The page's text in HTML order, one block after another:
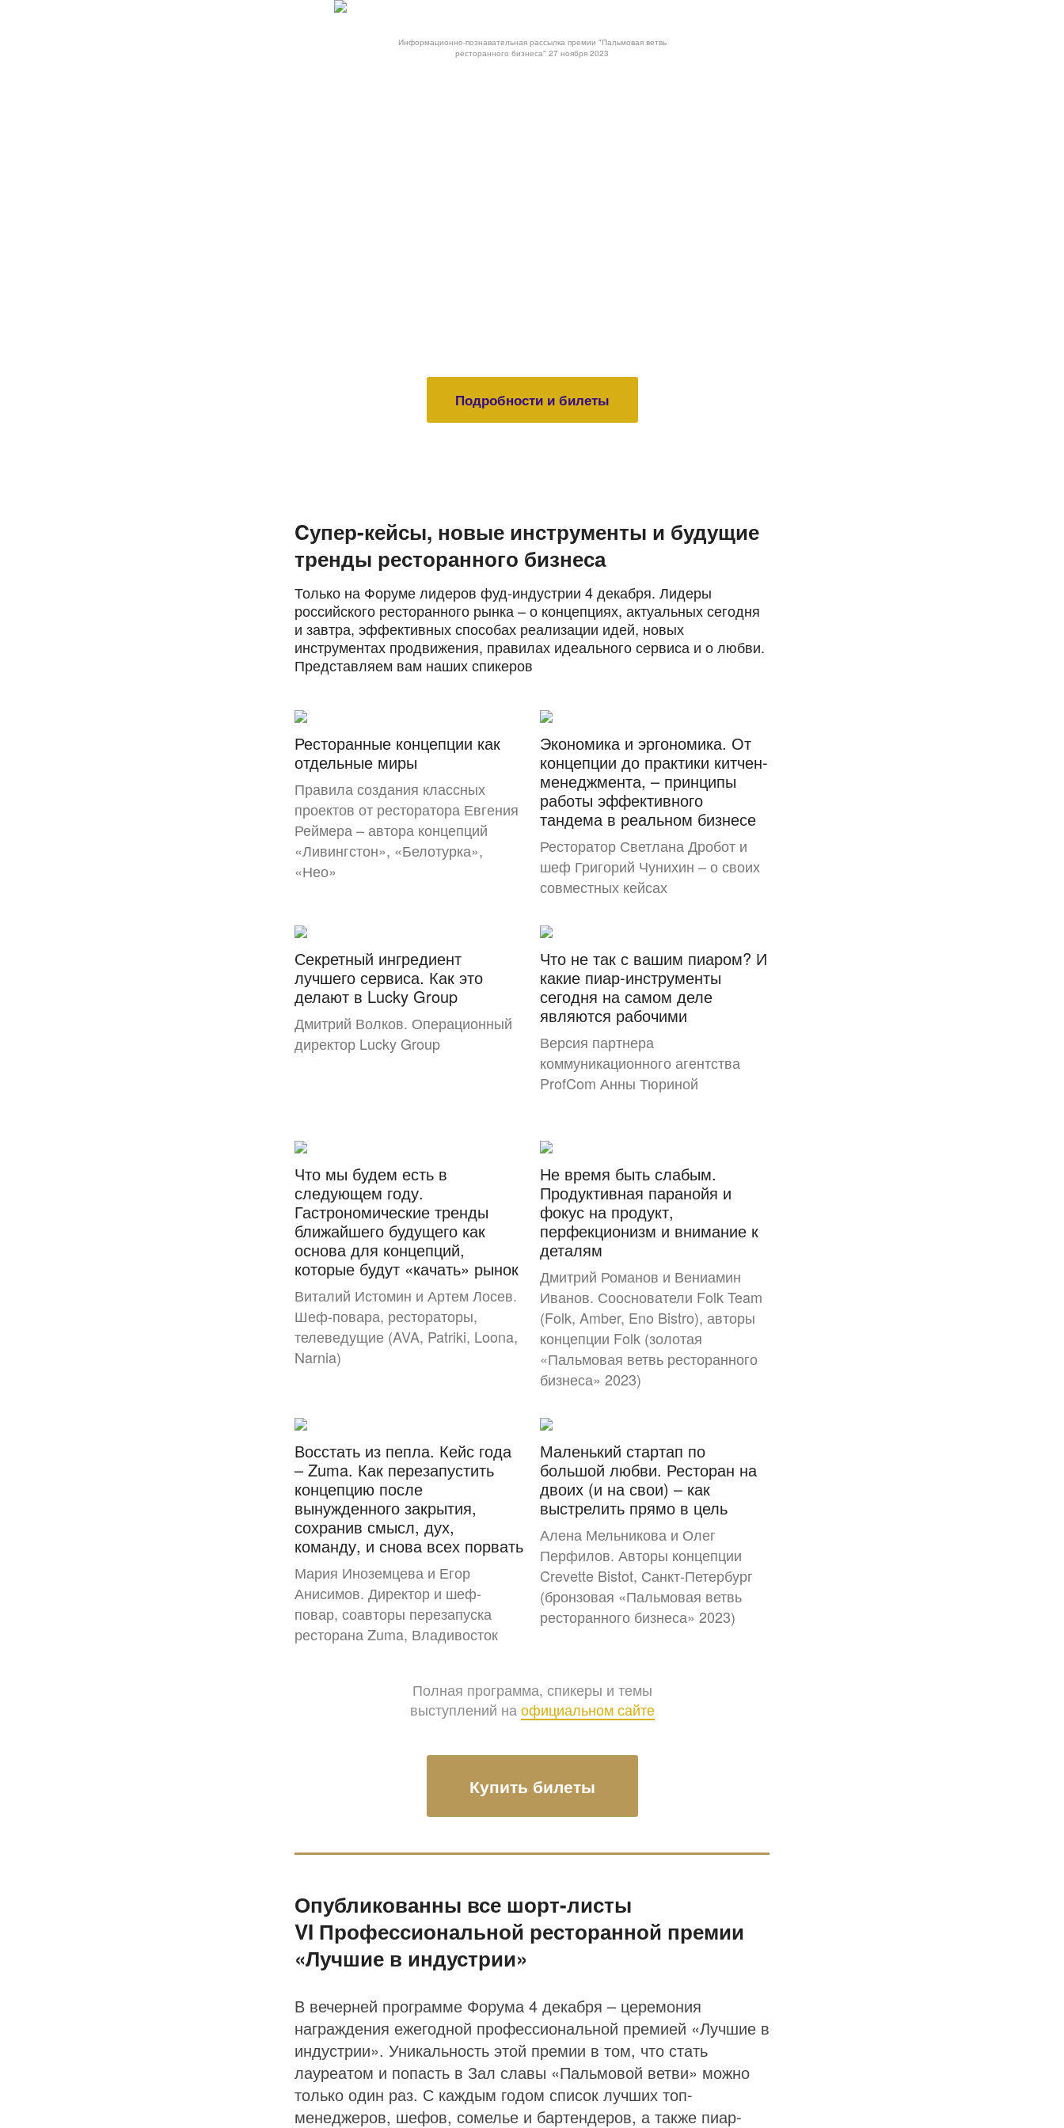
Информационно-познавательная рассылка премии "Пальмовая ветвь
ресторанного бизнеса" 27 ноября 2023
Подробности и билеты
Cупер-кейсы, новые инструменты и будущие
тренды ресторанного бизнеса
Только на Форуме лидеров фуд-индустрии 4 декабря. Лидеры
российского ресторанного рынка – о концепциях, актуальных сегодня
и завтра, эффективных способах реализации идей, новых
инструментах продвижения, правилах идеального сервиса и о любви.
Представляем вам наших спикеров
Ресторанные концепции как
отдельные миры
Правила создания классных
проектов от ресторатора Евгения
Реймера – автора концепций
«Ливингстон», «Белотурка»,
«Нео»
Экономика и эргономика. От
концепции до практики китчен-
менеджмента, – принципы
работы эффективного
тандема в реальном бизнесе
Ресторатор Светлана Дробот и
шеф Григорий Чунихин – о своих
совместных кейсах
Секретный ингредиент
лучшего сервиса. Как это
делают в Lucky Group
Дмитрий Волков. Операционный
директор Lucky Group
Что не так с вашим пиаром? И
какие пиар-инструменты
сегодня на самом деле
являются рабочими
Версия партнера
коммуникационного агентства
ProfCom Анны Тюриной
Что мы будем есть в
следующем году.
Гастрономические тренды
ближайшего будущего как
основа для концепций,
которые будут «качать» рынок
Виталий Истомин и Артем Лосев.
Шеф-повара, рестораторы,
телеведущие (AVA, Patriki, Loona,
Narnia)
Не время быть слабым.
Продуктивная паранойя и
фокус на продукт,
перфекционизм и внимание к
деталям
Дмитрий Романов и Вениамин
Иванов. Сооснователи Folk Team
(Folk, Amber, Eno Bistro), авторы
концепции Folk (золотая
«Пальмовая ветвь ресторанного
бизнеса» 2023)
Восстать из пепла. Кейс года
– Zuma. Как перезапустить
концепцию после
вынужденного закрытия,
сохранив смысл, дух,
команду, и снова всех порвать
Мария Иноземцева и Егор
Анисимов. Директор и шеф-
повар, соавторы перезапуска
ресторана Zuma, Владивосток
Маленький стартап по
большой любви. Ресторан на
двоих (и на свои) – как
выстрелить прямо в цель
Алена Мельникова и Олег
Перфилов. Авторы концепции
Crevette Bistot, Санкт-Петербург
(бронзовая «Пальмовая ветвь
ресторанного бизнеса» 2023)
Полная программа, спикеры и темы
выступлений на официальном сайте
Купить билеты
Опубликованны все шорт-листы
VI Профессиональной ресторанной премии
«Лучшие в индустрии»
В вечерней программе Форума 4 декабря – церемония
награждения ежегодной профессиональной премией «Лучшие в
индустрии». Уникальность этой премии в том, что стать
лауреатом и попасть в Зал славы «Пальмовой ветви» можно
только один раз. С каждым годом список лучших топ-
менеджеров, шефов, сомелье и бартендеров, а также пиар-